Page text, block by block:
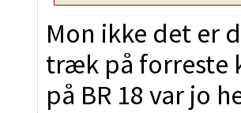
Mon ikke det er
træk på forreste
på BR 18 var jo